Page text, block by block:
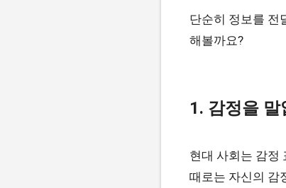
단순히 정보를 전
해볼까요?
1. 감정을
현대 사회는 감정
때로는 자신의 감